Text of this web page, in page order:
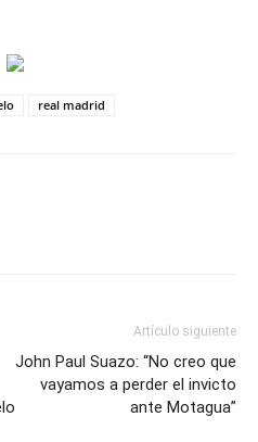
real madrid
Artículo siguiente
John Paul Suazo: “No creo que
vayamos a perder el invicto
ante Motagua”